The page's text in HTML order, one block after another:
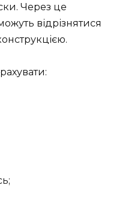
Через це
відрізнятися